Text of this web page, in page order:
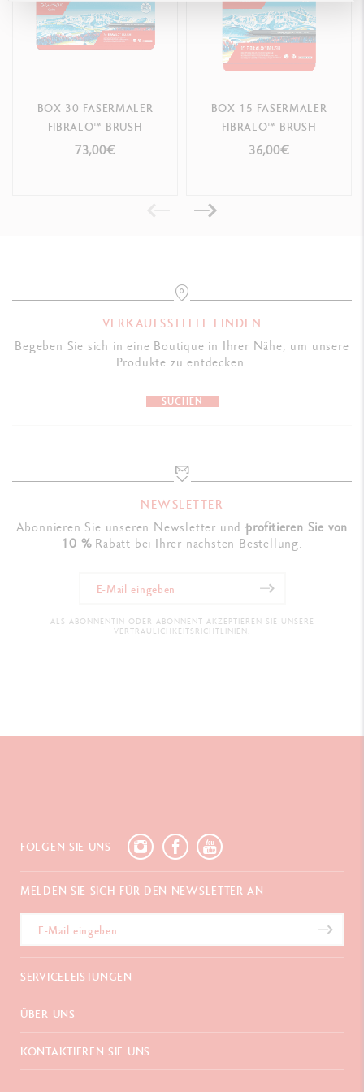
BOX 30 FASERMALER
FIBRALO™ BRUSH
73,00€
BOX 15 FASERMALER
FIBRALO™ BRUSH
36,00€
VERKAUFSSTELLE FINDEN
Begeben Sie sich in eine Boutique in Ihrer Nähe, um unsere
Produkte zu entdecken.
SUCHEN
NEWSLETTER
Abonnieren Sie unseren Newsletter undprofitieren Sie von
10 %Rabatt bei Ihrer nächsten Bestellung.
ALS ABONNENTIN ODER ABONNENT AKZEPTIEREN SIE UNSERE
VERTRAULICHKEITSRICHTLINIEN.
FOLGEN SIE UNS
MELDEN SIE SICH FÜR DEN NEWSLETTER AN
SERVICELEISTUNGEN
E-Geschenkgutschein
Retouren
ÜBER UNS
Häufig gestellte Fragen
KONTAKTIEREN SIE UNS